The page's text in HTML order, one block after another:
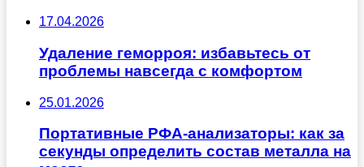
17.04.2026
Удаление геморроя: избавьтесь от
проблемы навсегда с комфортом
25.01.2026
Портативные РФА-анализаторы: как за
секунды определить состав металла на